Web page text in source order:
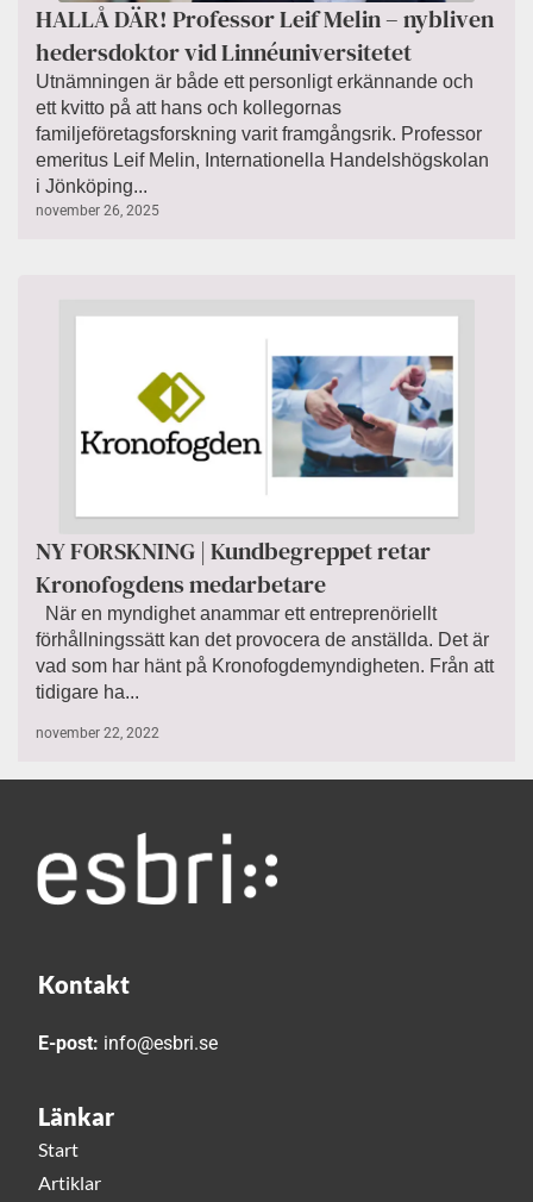
HALLÅ DÄR! Professor Leif Melin – nybliven
hedersdoktor vid Linnéuniversitetet
Utnämningen är både ett personligt erkännande och
ett kvitto på att hans och kollegornas
familjeföretagsforskning varit framgångsrik. Professor
emeritus Leif Melin, Internationella Handelshögskolan
i Jönköping...
november 26, 2025
NY FORSKNING | Kundbegreppet retar
Kronofogdens medarbetare
När en myndighet anammar ett entreprenöriellt
förhållningssätt kan det provocera de anställda. Det är
vad som har hänt på Kronofogdemyndigheten. Från att
tidigare ha...
november 22, 2022
Kontakt
E-post: info@esbri.se
Länkar
Start
Artiklar